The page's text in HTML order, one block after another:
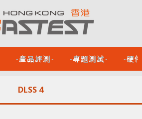
-產品評測- -專題測試- -硬
DLSS 4